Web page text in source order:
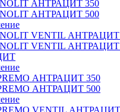
АНТРАЦИТ 350
АНТРАЦИТ 500
VENTIL АНТРАЦИТ
VENTIL АНТРАЦИТ
АНТРАЦИТ 350
АНТРАЦИТ 500
VENTIL